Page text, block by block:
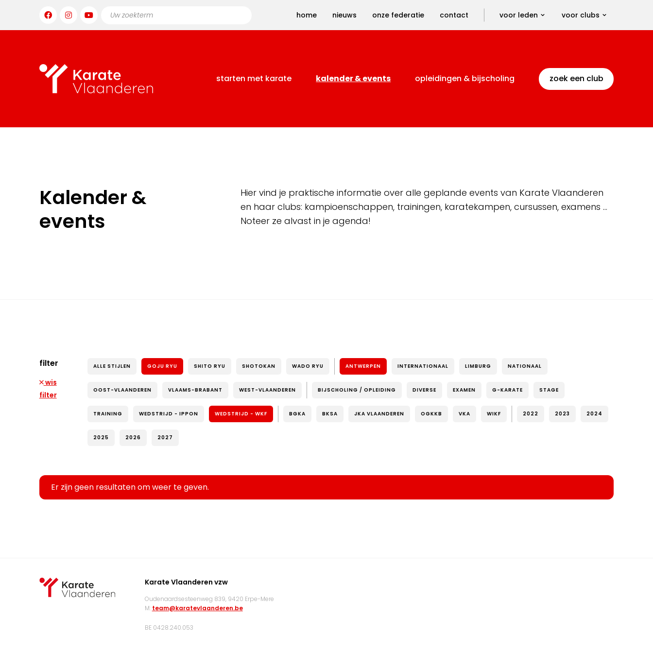
home nieuws onze federatie contact voor leden voor clubs
starten met karate kalender & events opleidingen & bijscholing zoek een club
Kalender &
events
Hier vind je praktische informatie over alle geplande events van Karate Vlaanderen
en haar clubs: kampioenschappen, trainingen, karatekampen, cursussen, examens …
Noteer ze alvast in je agenda!
filter
wis
filter
ALLE STIJLEN GOJU RYU SHITO RYU SHOTOKAN WADO RYU ANTWERPEN INTERNATIONAAL LIMBURG NATIONAAL
OOST-VLAANDEREN VLAAMS-BRABANT WEST-VLAANDEREN BIJSCHOLING / OPLEIDING DIVERSE EXAMEN G-KARATE STAGE
TRAINING WEDSTRIJD - IPPON WEDSTRIJD - WKF BGKA BKSA JKA VLAANDEREN OGKKB VKA WIKF 2022 2023 2024
2025 2026 2027
Er zijn geen resultaten om weer te geven.
Karate Vlaanderen vzw
Oudenaardsesteenweg 839, 9420 Erpe-Mere
M: team@karatevlaanderen.be
BE 0428.240.053